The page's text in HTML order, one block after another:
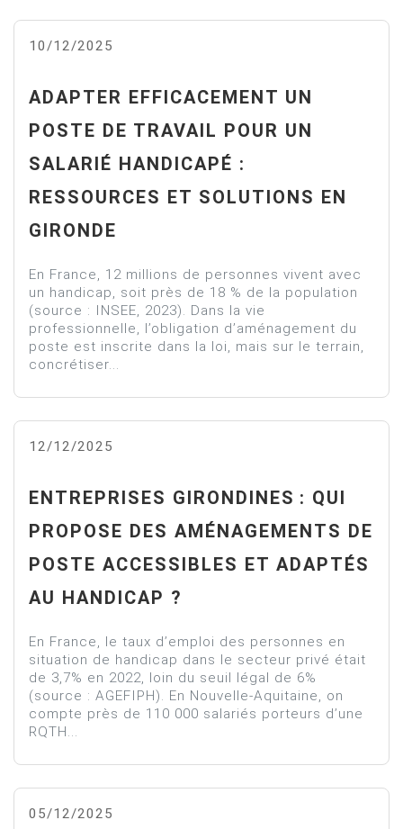
10/12/2025
ADAPTER EFFICACEMENT UN
POSTE DE TRAVAIL POUR UN
SALARIÉ HANDICAPÉ :
RESSOURCES ET SOLUTIONS EN
GIRONDE
En France, 12 millions de personnes vivent avec
un handicap, soit près de 18 % de la population
(source : INSEE, 2023). Dans la vie
professionnelle, l’obligation d’aménagement du
poste est inscrite dans la loi, mais sur le terrain,
concrétiser...
12/12/2025
ENTREPRISES GIRONDINES : QUI
PROPOSE DES AMÉNAGEMENTS DE
POSTE ACCESSIBLES ET ADAPTÉS
AU HANDICAP ?
En France, le taux d’emploi des personnes en
situation de handicap dans le secteur privé était
de 3,7% en 2022, loin du seuil légal de 6%
(source : AGEFIPH). En Nouvelle-Aquitaine, on
compte près de 110 000 salariés porteurs d’une
RQTH...
05/12/2025